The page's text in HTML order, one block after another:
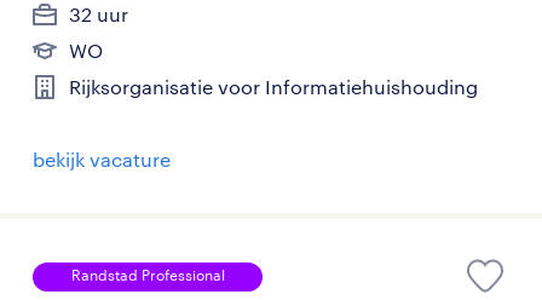
32 uur
WO
Rijksorganisatie voor Informatiehuishouding
bekijk vacature
Randstad Professional